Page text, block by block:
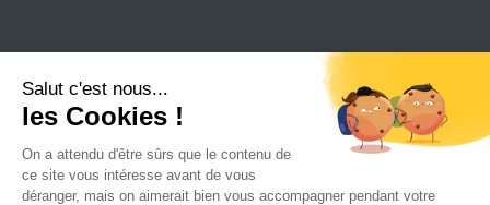
Univerture| Mentions légales Plan du site|
Réalisation Attraptemps
Salut c'est nous...
les Cookies !
On a attendu d'être sûrs que le contenu de
ce site vous intéresse avant de vous
déranger, mais on aimerait bien vous accompagner pendant votre